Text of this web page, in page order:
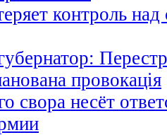
контроль
провокація
свора несёт